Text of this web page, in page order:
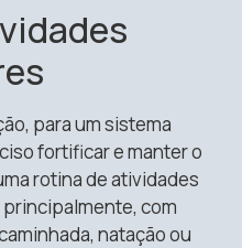
para um sistema
fortificar e manter o
rotina de atividades
com
natação ou